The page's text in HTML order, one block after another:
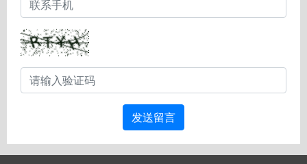
发送留言